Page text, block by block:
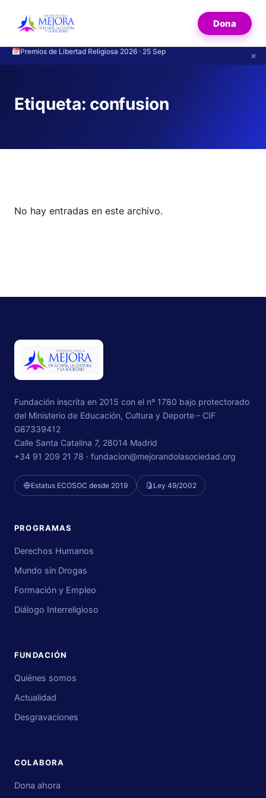
Dona
Premios de Libertad Religiosa 2026 · 25 Sep ×
Etiqueta: confusion
No hay entradas en este archivo.
Fundación inscrita en 2015 con el nº 1780 bajo protectorado
del Ministerio de Educación, Cultura y Deporte·- CIF
G87339412
Calle Santa Catalina 7, 28014 Madrid
+34 91 209 21 78 · fundacion@mejorandolasociedad.org
Estatus ECOSOC desde 2019 Ley 49/2002
PROGRAMAS
Derechos Humanos
Mundo sin Drogas
Formación y Empleo
Diálogo Interreligioso
FUNDACIÓN
Quiénes somos
Actualidad
Desgravaciones
COLABORA
Dona ahora